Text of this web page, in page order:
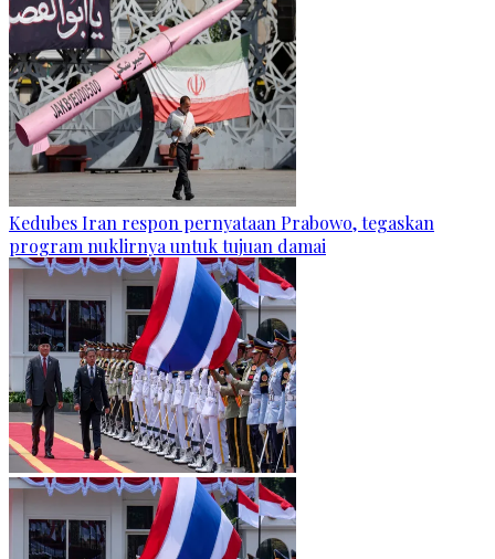
Kedubes Iran respon pernyataan Prabowo, tegaskan
program nuklirnya untuk tujuan damai